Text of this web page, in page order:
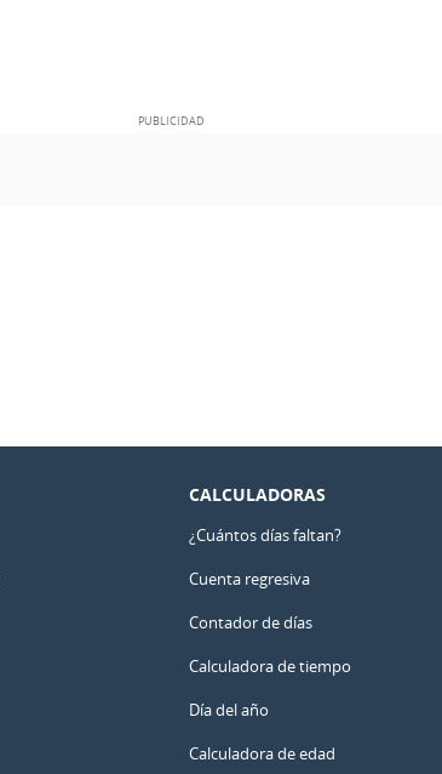
CALCULADORAS
¿Cuántos días faltan?
Cuenta regresiva
Contador de días
Calculadora de tiempo
Día del año
Calculadora de edad